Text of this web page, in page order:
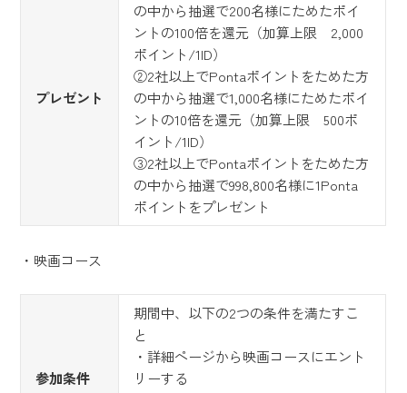
プレゼント
の中から抽選で200名様にためたポイ
ントの100倍を還元（加算上限 2,000
ポイント/1ID）
②2社以上でPontaポイントをためた方
の中から抽選で1,000名様にためたポイ
ントの10倍を還元（加算上限 500ポ
イント/1ID）
③2社以上でPontaポイントをためた方
の中から抽選で998,800名様に1Ponta
ポイントをプレゼント
・映画コース
参加条件
期間中、以下の2つの条件を満たすこ
と
・詳細ページから映画コースにエント
リーする